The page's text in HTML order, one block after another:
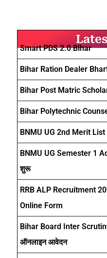
Smart PDS 2.0 Bihar
Bihar Ration Dealer
Bihar Post Matric
Bihar Polytechnic
BNMU UG 2nd Merit List
BNMU UG Semester 1
शुरू
RRB ALP Recruitment
Online Form
Bihar Board Inter
ऑनलाइन आवेदन